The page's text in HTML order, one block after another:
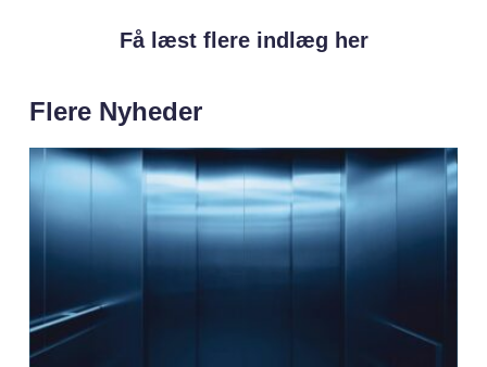
Få læst flere indlæg her
Flere Nyheder